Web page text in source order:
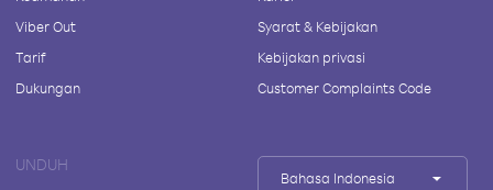
Viber Out
Tarif
Dukungan
Syarat & Kebijakan
Kebijakan privasi
Customer Complaints Code
UNDUH
Bahasa Indonesia